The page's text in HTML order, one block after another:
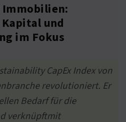
und
im Fokus
CapEx Index von
revolutioniert. Er
Bedarf für die
verknüpftmit